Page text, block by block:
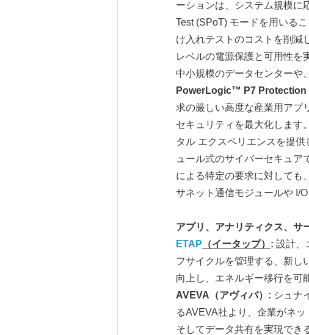
ーションは、システム規模に
Test (SPoT) モードを用いる
け入れテストのコストを削減
レベルの電源保護と可用性を
中小規模のデータセンターや
PowerLogic™ P7 Protection
求の厳しい高度な産業用アプ
セキュリティを最大化します
タル エクスペリエンスを提
ュール式のサイバーセキュ
による特定の要求に対しても
サネット通信モジュールや I/
アプリ、アナリティクス、サ
ETAP （イータップ） : 設計、
フサイクルを管理する、新し
向上し、エネルギー移行を可
AVEVA （アヴィバ） : シュナ
るAVEVA社より、企業がネ
そしてデータ共有を実現でき